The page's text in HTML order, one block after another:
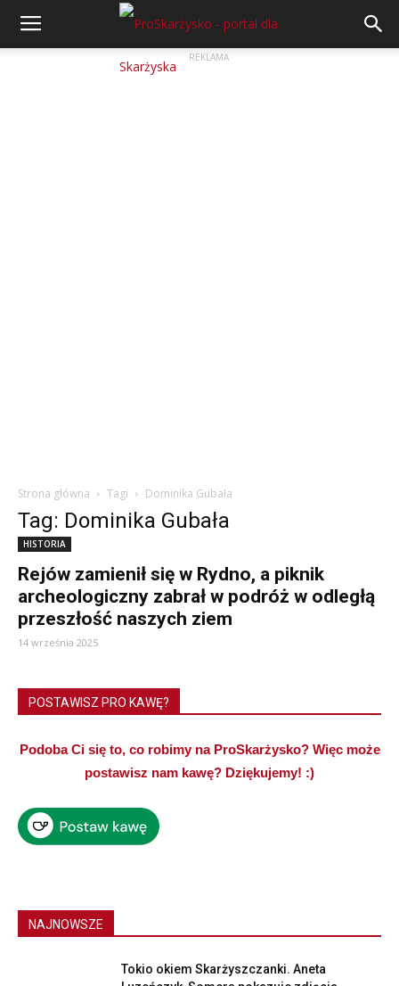
REKLAMA
Strona główna Tagi Dominika Gubała
Tag: Dominika Gubała
HISTORIA
Rejów zamienił się w Rydno, a piknik
archeologiczny zabrał w podróż w odległą
przeszłość naszych ziem
14 września 2025
POSTAWISZ PRO KAWĘ?
Podoba Ci się to, co robimy na ProSkarżysko? Więc może
postawisz nam kawę? Dziękujemy! :)
NAJNOWSZE
Tokio okiem Skarżyszczanki. Aneta